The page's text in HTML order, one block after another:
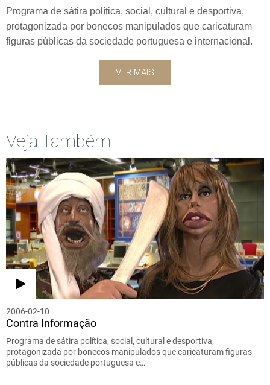
Programa de sátira política, social, cultural e desportiva,
protagonizada por bonecos manipulados que caricaturam
figuras públicas da sociedade portuguesa e internacional.
VER MAIS
Veja Também
2006-02-10
Contra Informação
Programa de sátira política, social, cultural e desportiva,
protagonizada por bonecos manipulados que caricaturam figuras
públicas da sociedade portuguesa e…